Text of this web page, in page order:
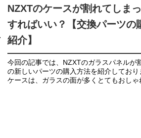
NZXTのケースが割れてしま
すればいい？【交換パーツの
紹介】
今回の記事では、NZXTのガラスパネルが
の新しいパーツの購入方法を紹介してお
ケースは、ガラスの面が多くとてもおしゃ
立ちやすいというデメリットがあります。